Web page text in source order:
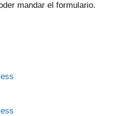
mandar el formulario.